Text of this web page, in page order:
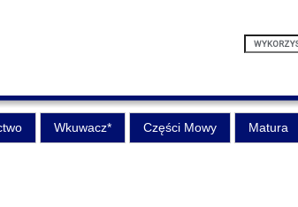
Wkuwacz* Części Mowy Matura